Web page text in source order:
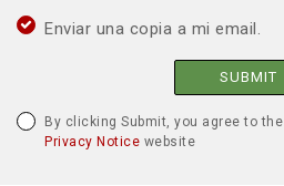
Enviar una copia a mi email.
SUBMIT
By clicking Submit, you agree to the
Privacy Notice website